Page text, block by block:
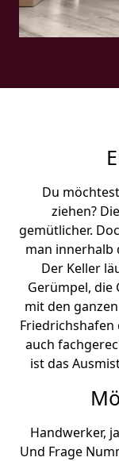
Du
ziehen?
gemütlicher.
man innerhalb
Der Keller
Gerümpel, die
mit den
auch
ist das
Handwerker,
Und Frage